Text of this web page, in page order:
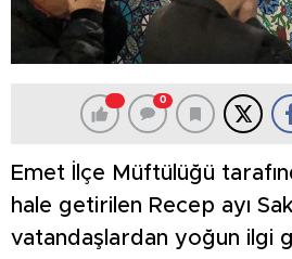
0
Emet İlçe Müftülüğü
hale getirilen Recep ayı
vatandaşlardan yoğun ilgi